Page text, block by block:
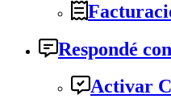
Respondé
Activar